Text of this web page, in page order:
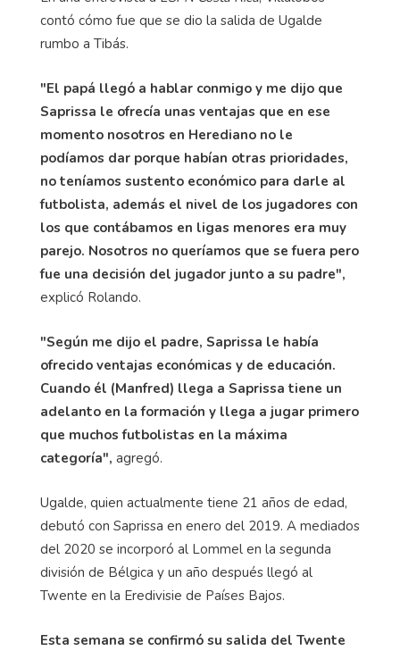
contó cómo fue que se dio la salida de Ugalde
rumbo a Tibás.
"El papá llegó a hablar conmigo y me dijo que
Saprissa le ofrecía unas ventajas que en ese
momento nosotros en Herediano no le
podíamos dar porque habían otras prioridades,
no teníamos sustento económico para darle al
futbolista, además el nivel de los jugadores con
los que contábamos en ligas menores era muy
parejo. Nosotros no queríamos que se fuera pero
fue una decisión del jugador junto a su padre",
explicó Rolando.
"Según me dijo el padre, Saprissa le había
ofrecido ventajas económicas y de educación.
Cuando él (Manfred) llega a Saprissa tiene un
adelanto en la formación y llega a jugar primero
que muchos futbolistas en la máxima
categoría", agregó.
Ugalde, quien actualmente tiene 21 años de edad,
debutó con Saprissa en enero del 2019. A mediados
del 2020 se incorporó al Lommel en la segunda
división de Bélgica y un año después llegó al
Twente en la Eredivisie de Países Bajos.
Esta semana se confirmó su salida del Twente